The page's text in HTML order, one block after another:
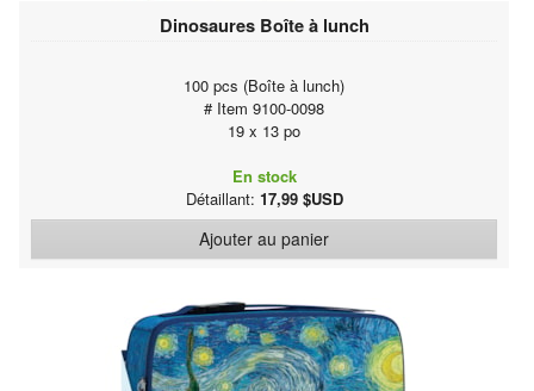
Dinosaures Boîte à lunch
100 pcs (Boîte à lunch)
# Item 9100-0098
19 x 13 po
En stock
Détaillant: 17,99 $USD
Ajouter au panier